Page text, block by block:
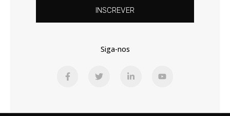
INSCREVER
Siga-nos